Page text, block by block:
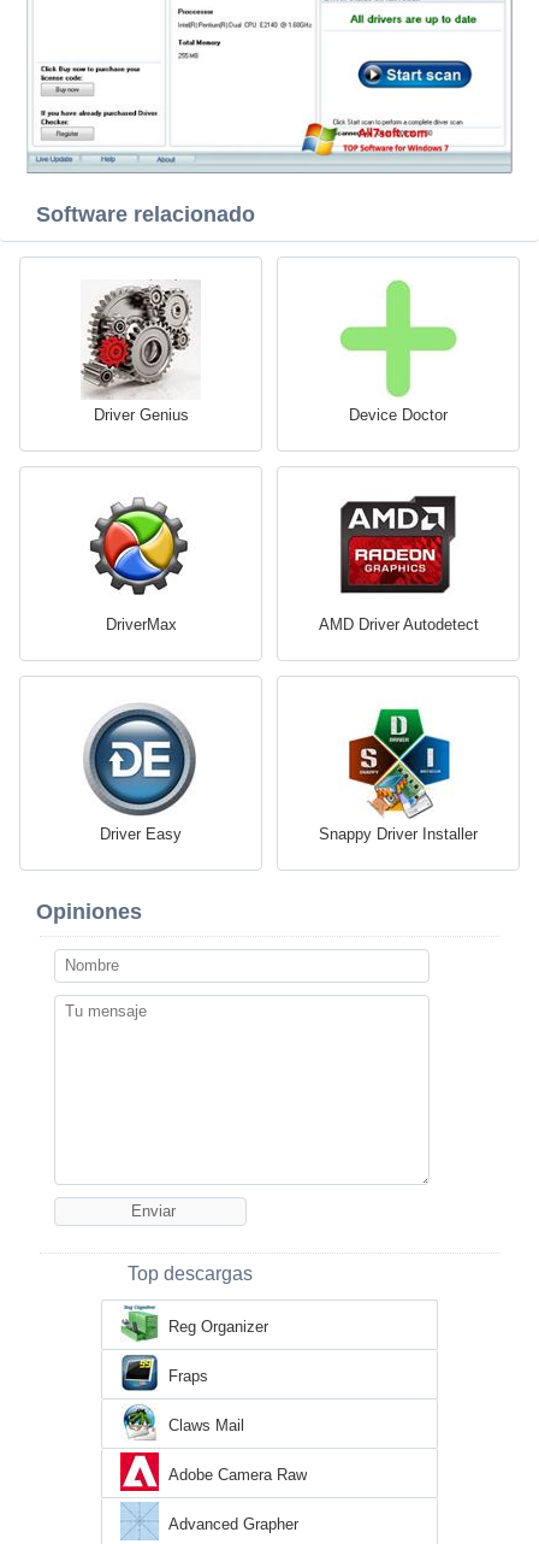
Software relacionado
Driver Genius Device Doctor
DriverMax AMD Driver Autodetect
Driver Easy Snappy Driver Installer
Opiniones
Top descargas
Reg Organizer
Fraps
Claws Mail
Adobe Camera Raw
Advanced Grapher